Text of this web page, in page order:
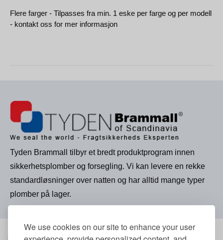
We use cookies on our site to enhance your user
Flere farger - Tilpasses fra min. 1 eske per farge og per modell
- kontakt oss for mer informasjon
Tyden Brammall tilbyr et bredt produktprogram innen
sikkerhetsplomber og forsegling. Vi kan levere en rekke
standardløsninger over natten og har alltid mange typer
plomber på lager.